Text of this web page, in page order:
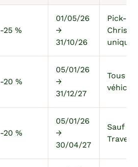
-25 %
01/05/26
→
31/10/26
Pick-up
-20 %
05/01/26
→
31/12/27
Tous
-20 %
05/01/26
→
30/04/27
Sauf